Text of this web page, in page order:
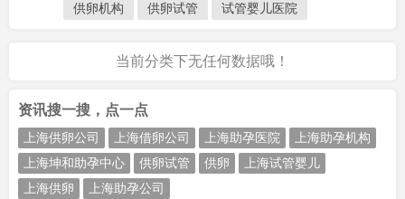
供卵机构 供卵试管 试管婴儿医院
当前分类下无任何数据哦！
资讯搜一搜，点一点
上海供卵公司 上海借卵公司 上海助孕医院
上海助孕机构
上海坤和助孕中心
供卵试管 供卵
上海试管婴儿
上海供卵
上海助孕公司